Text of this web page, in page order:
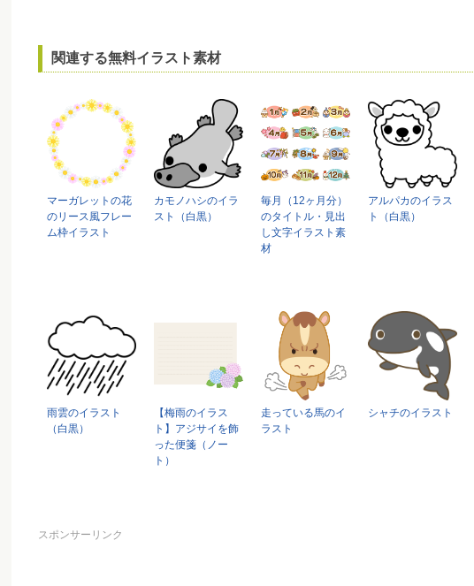
関連する無料イラスト素材
マーガレットの花
のリース風フレー
ム枠イラスト
カモノハシのイラ
スト（白黒）
毎月（12ヶ月分）
のタイトル・見出
し文字イラスト素
材
アルパカのイラス
ト（白黒）
雨雲のイラスト
（白黒）
【梅雨のイラス
ト】アジサイを飾
った便箋（ノー
ト）
走っている馬のイ
ラスト
シャチのイラスト
スポンサーリンク